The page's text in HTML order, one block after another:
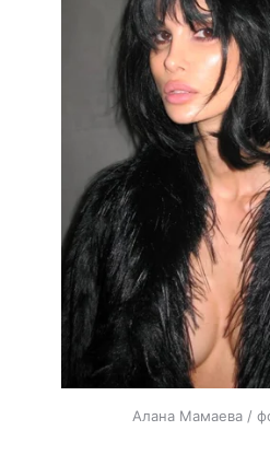
Алана Мамаева /